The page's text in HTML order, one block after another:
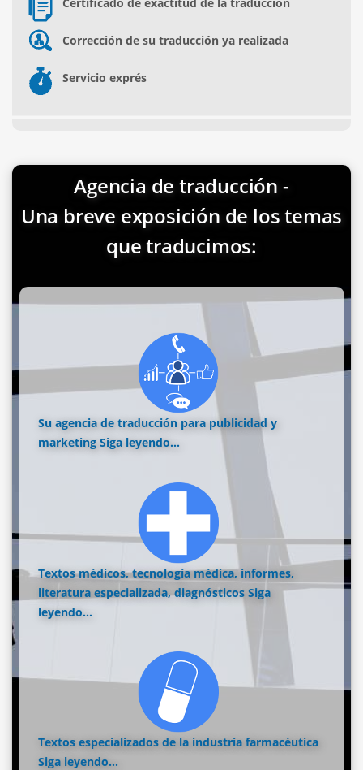
Corrección de su traducción ya realizada
Servicio exprés
Agencia de traducción -
Una breve exposición de los temas
que traducimos:
Su agencia de traducción para publicidad y
marketing Siga leyendo...
Textos médicos, tecnología médica, informes,
literatura especializada, diagnósticos Siga
leyendo...
Textos especializados de la industria farmacéutica
Siga leyendo...